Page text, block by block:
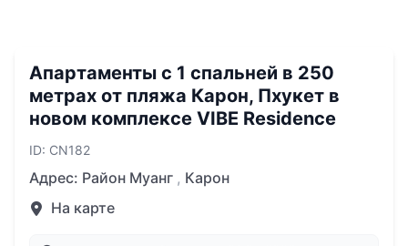
Апартаменты с 1 спальней в 250
метрах от пляжа Карон, Пхукет в
новом комплексе VIBE Residence
ID: CN182
Адрес: Район Муанг , Карон
На карте